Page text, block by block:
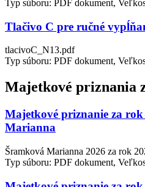
Typ súboru: PDF dokument,
Tlačivo C pre ručné
tlacivoC_N13.pdf
Typ súboru: PDF dokument,
Majetkové priznania
Majetkové priznanie za
Marianna
Šramková Marianna 2026 za rok
Typ súboru: PDF dokument,